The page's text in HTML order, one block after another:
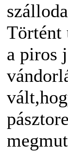
Történt
a piros